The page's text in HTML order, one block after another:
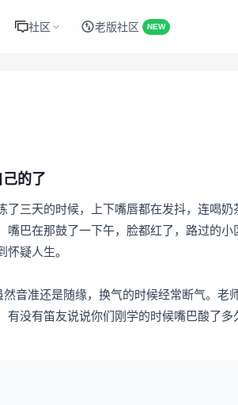
社区 老版社区 NEW
的了
三天的时候，上下嘴唇都在发抖，连喝奶
巴在那鼓了一下午，脸都红了，路过的
疑人生。
音准还是随缘，换气的时候经常断气。老
没有笛友说说你们刚学的时候嘴巴酸了